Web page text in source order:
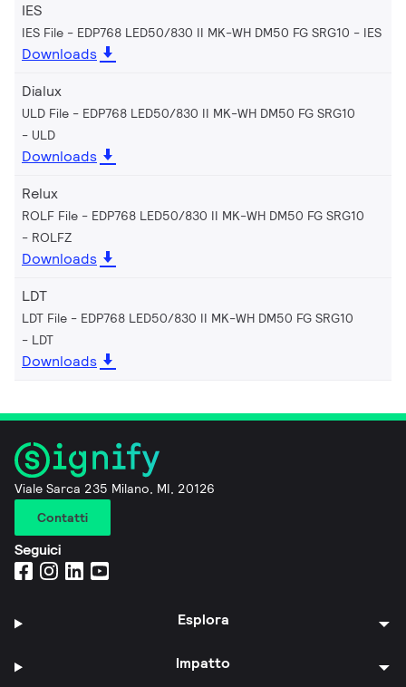
IES
IES File - EDP768 LED50/830 II MK-WH DM50 FG SRG10 IES
Downloads
Dialux
ULD File - EDP768 LED50/830 II MK-WH DM50 FG SRG10
ULD
Downloads
Relux
ROLF File - EDP768 LED50/830 II MK-WH DM50 FG SRG10
ROLFZ
Downloads
LDT
LDT File - EDP768 LED50/830 II MK-WH DM50 FG SRG10
LDT
Downloads
Viale Sarca 235 Milano, MI, 20126
Contatti
Seguici
Esplora
Impatto